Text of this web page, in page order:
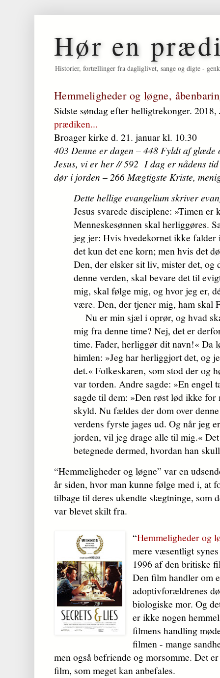
Hør en
Historier, fortællinger fra dagliglivet, sange og digte -
Hemmeligheder og løgne,
Sidste søndag efter helligtrekonger.
prædiken...
Broager kirke d. 21. januar kl. 10.30
403 Denne er dagen – 448 Fyldt af
Jesus, vi er her // 592 I dag er nådens
dør i jorden – 266 Mægtigste Kriste,
Dette hellige evangelium skriver
Jesus svarede disciplene: »Timen er
Menneskesønnen skal herliggøres.
jeg jer: Hvis hvedekornet ikke
det kun det ene korn; men hvis det
Den, der elsker sit liv, mister det, og
denne verden, skal bevare det til
mig, skal følge mig, og hvor jeg er,
være. Den, der tjener mig, ham skal
Nu er min sjæl i oprør, og hvad
mig fra denne time? Nej, det er
time. Fader, herliggør dit navn!« Da
himlen: »Jeg har herliggjort det, og
det.« Folkeskaren, som stod der og
var torden. Andre sagde: »En engel
sagde til dem: »Den røst lød ikke
skyld. Nu fældes der dom over
verdens fyrste jages ud. Og når jeg
jorden, vil jeg drage alle til mig.«
betegnede dermed, hvordan han
“Hemmeligheder og løgne” var en
år siden, hvor man kunne følge med i, at
tilbage til deres ukendte slægtninge, som
var blevet skilt fra.
“Hemmeligheder og
mere væsentligt
1996 af den britiske
Den film handler om
adoptivforældrenes
biologiske mor. Og
er ikke nogen
filmens handling
filmen - mange
men også befriende og morsomme. Det
film, som meget kan anbefales.